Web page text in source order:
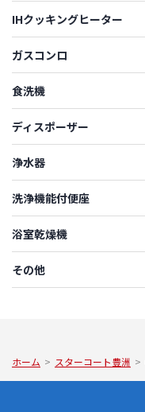
IHクッキングヒーター
ガスコンロ
食洗機
ディスポーザー
浄水器
洗浄機能付便座
浴室乾燥機
その他
ホーム > スターコート豊洲 >